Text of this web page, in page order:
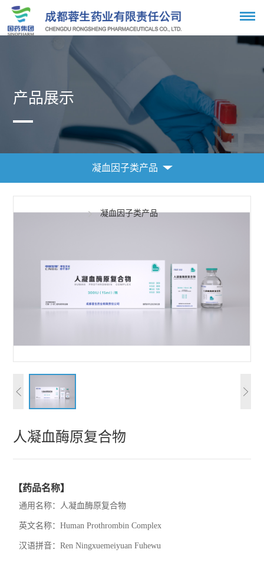
产品展示
凝血因子类产品
产品展示
凝血因子类产品
人凝血酶原复合物
【药品名称】
通用名称：人凝血酶原复合物
英文名称：Human Prothrombin Complex
汉语拼音：Ren Ningxuemeiyuan Fuhewu